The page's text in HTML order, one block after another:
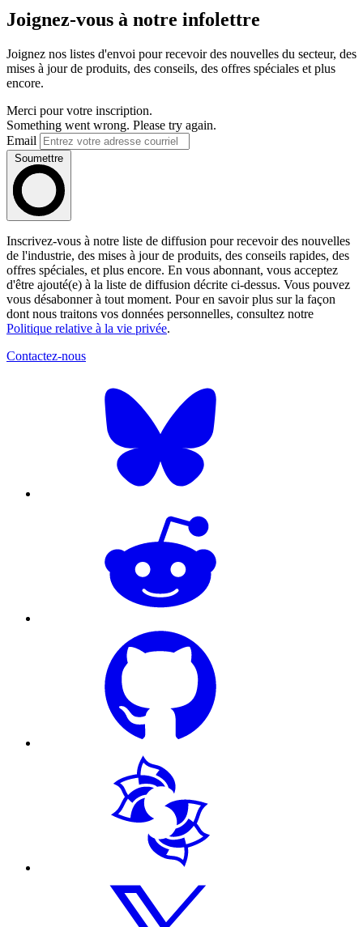
Joignez-vous à notre infolettre
Joignez nos listes d'envoi pour recevoir des nouvelles du secteur, des
mises à jour de produits, des conseils, des offres spéciales et plus
encore.
Merci pour votre inscription.
Something went wrong. Please try again.
Email
Soumettre
Inscrivez-vous à notre liste de diffusion pour recevoir des nouvelles
de l'industrie, des mises à jour de produits, des conseils rapides, des
offres spéciales, et plus encore. En vous abonnant, vous acceptez
d'être ajouté(e) à la liste de diffusion décrite ci-dessus. Vous pouvez
vous désabonner à tout moment. Pour en savoir plus sur la façon
dont nous traitons vos données personnelles, consultez notre
Politique relative à la vie privée.
Contactez-nous